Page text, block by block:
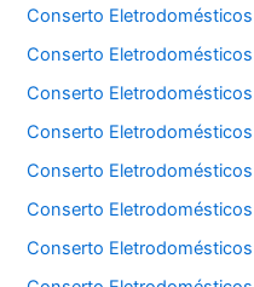
Conserto
Conserto
Conserto
Conserto
Conserto Eletrodomésticos
Conserto
Conserto